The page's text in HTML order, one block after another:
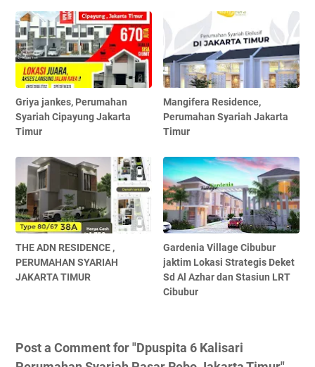
Griya jankes, Perumahan
Syariah Cipayung Jakarta
Timur
Mangifera Residence,
Perumahan Syariah Jakarta
Timur
THE ADN RESIDENCE ,
PERUMAHAN SYARIAH
JAKARTA TIMUR
Gardenia Village Cibubur
jaktim Lokasi Strategis Deket
Sd Al Azhar dan Stasiun LRT
Cibubur
Post a Comment for "Dpuspita 6 Kalisari